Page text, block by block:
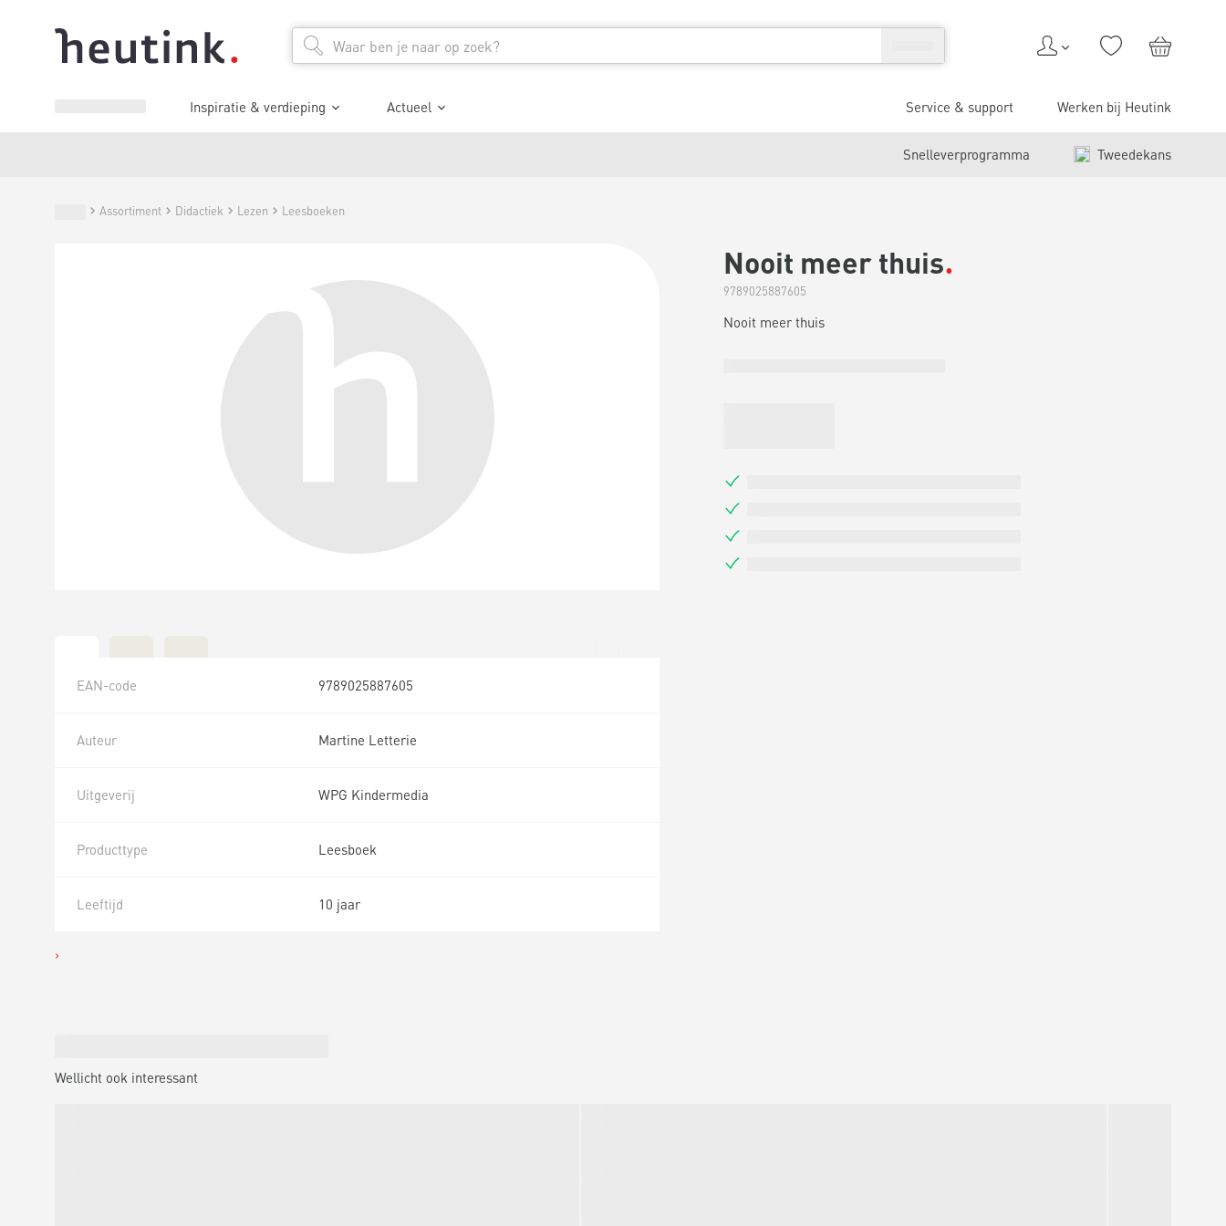
Inspiratie & verdieping Actueel Service & support Werken bij Heutink
Snelleverprogramma Tweedekans
Assortiment Didactiek Lezen Leesboeken
Nooit meer thuis
9789025887605
Nooit meer thuis
EAN-code 9789025887605
Auteur Martine Letterie
Uitgeverij WPG Kindermedia
Producttype Leesboek
Leeftijd 10 jaar
Wellicht ook interessant